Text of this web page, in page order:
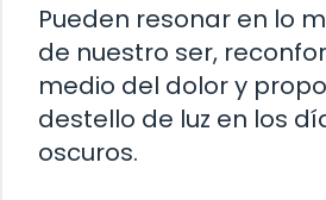
Pueden resonar en lo
de nuestro ser,
medio del dolor y
destello de luz en los
oscuros.